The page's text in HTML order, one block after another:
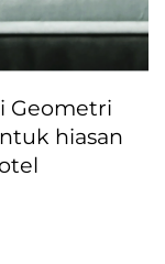
Geometri
hiasan